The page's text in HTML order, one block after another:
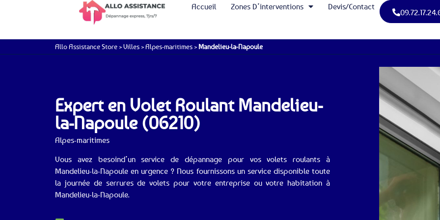
Accueil Zones D’interventions Devis/Contact
Allo Assistance Store >Villes >Alpes-maritimes > Mandelieu-la-Napoule
Expert en Volet Roulant Mandelieu-
la-Napoule (06210)
Alpes-maritimes
Vous avez besoind’un service de dépannage pour vos volets roulants à
Mandelieu-la-Napoule en urgence ? Nous fournissons un service disponible toute
la journée de serrures de volets pour votre entreprise ou votre habitation à
Mandelieu-la-Napoule.